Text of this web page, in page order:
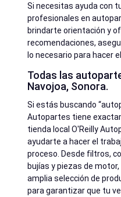
Si necesitas ayuda con
profesionales en
brindarte orientación y
recomendaciones,
lo necesario para hacer
Todas las
Navojoa, Sonora.
Si estás buscando
Autopartes tiene
tienda local O'Reilly
ayudarte a hacer el
proceso. Desde filtros,
bujías y piezas de
amplia selección de
para garantizar que tu